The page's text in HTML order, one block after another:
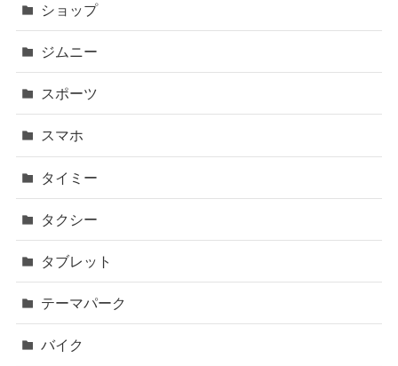
ショップ
ジムニー
スポーツ
スマホ
タイミー
タクシー
タブレット
テーマパーク
バイク